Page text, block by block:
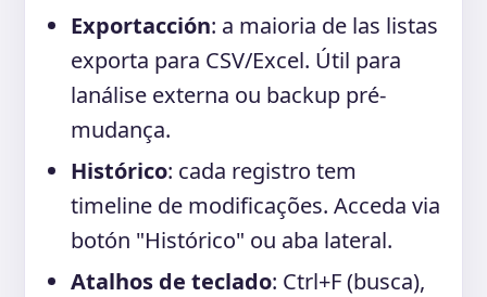
Exportacción: a maioria de las listas
exporta para CSV/Excel. Útil para
lanálise externa ou backup pré-
mudança.
Histórico: cada registro tem
timeline de modificações. Acceda via
botón "Histórico" ou aba lateral.
Atalhos de teclado: Ctrl+F (busca),